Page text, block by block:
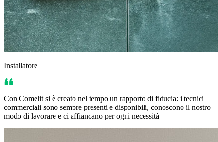
Installatore
Con Comelit si è creato nel tempo un rapporto di fiducia: i tecnici
commerciali sono sempre presenti e disponibili, conoscono il nostro
modo di lavorare e ci affiancano per ogni necessità